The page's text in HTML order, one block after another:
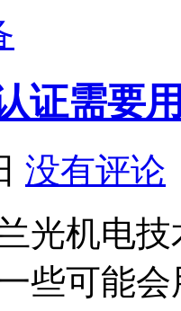
证需要
没有评论
光机电
些可能